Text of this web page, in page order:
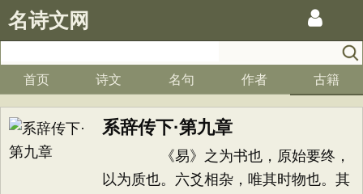
名诗文网
首页 诗文 名句 作者 古籍
系辞传下·第九章
《易》之为书也，原始要终，
以为质也。六爻相杂，唯其时物也。其